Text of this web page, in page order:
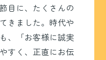
目に、たくさんの
きました。時代や
、「お客様に誠実
すく、正直にお伝